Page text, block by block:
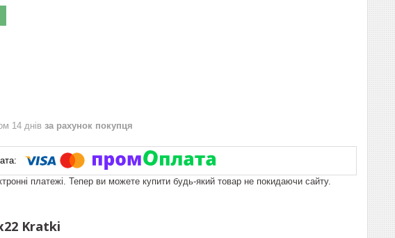
14 днів за рахунок покупця
платежі. Тепер ви можете купити будь-який товар не покидаючи сайту.
Kratki